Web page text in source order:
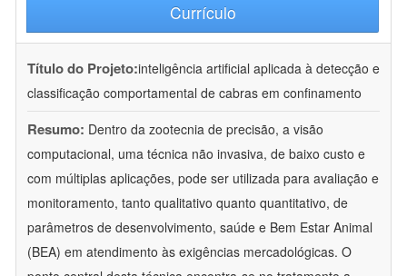
Currículo
Título do Projeto:inteligência artificial aplicada à detecção e
classificação comportamental de cabras em confinamento
Resumo: Dentro da zootecnia de precisão, a visão
computacional, uma técnica não invasiva, de baixo custo e
com múltiplas aplicações, pode ser utilizada para avaliação e
monitoramento, tanto qualitativo quanto quantitativo, de
parâmetros de desenvolvimento, saúde e Bem Estar Animal
(BEA) em atendimento às exigências mercadológicas. O